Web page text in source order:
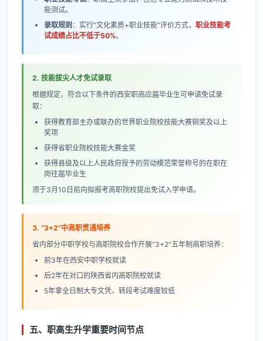
能测试。
录取规则 ：实行“文化素质+职业技能”评价方式， 职业技能考
试成绩占比不低于50%。
2. 技能拔尖人才免试录取
根据规定，符合以下条件的西安职高应届毕业生可申请免试录
取：
获得教育部主办或联办的世界职业院校技能大赛铜奖及以上
奖项
获得省职业院校技能大赛金奖
获得县级及以上人民政府授予的劳动模范荣誉称号的在职在
岗往届毕业生
须于3月10日前向拟报考高职院校提出免试入学申请。
3. “3+2”中高职贯通培养
省内部分中职学校与高职院校合作开展“3+2”五年制高职培养：
前3年在西安中职学校就读
后2年在对口的陕西省内高职院校就读
5年拿全日制大专文凭，转段考试难度较低
五、职高生升学重要时间节点